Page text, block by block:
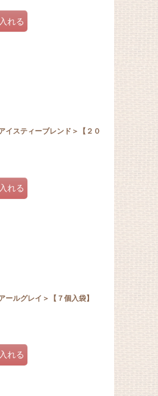
れる
スティーブレンド＞【２０
れる
ルグレイ＞【７個入袋】
れる